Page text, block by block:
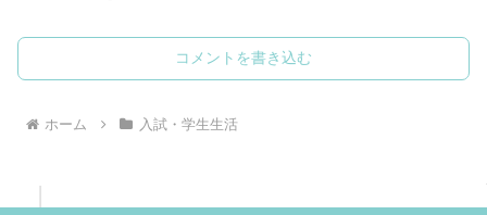
コメントを書き込む
ホーム 入試・学生生活